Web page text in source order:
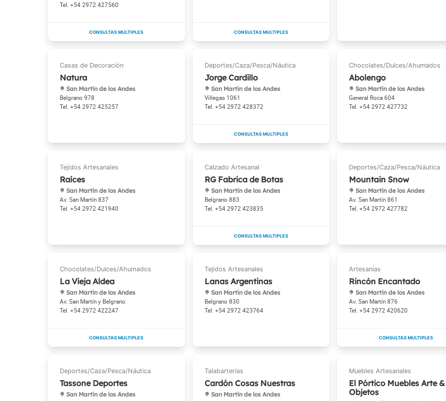
+54 2972 427560
Natura
San Martín de los Andes
Belgrano 978
+54 2972 425257
Jorge Cardillo
San Martín de los Andes
Villegas 1061
+54 2972 428372
Abolengo
San Martín de los Andes
General Roca 604
+54 2972 427732
Raíces
San Martín de los Andes
Av. San Martín 837
+54 2972 421940
RG Fabrica de Botas
San Martín de los Andes
Belgrano 883
+54 2972 423835
Mountain Snow
San Martín de los Andes
Av. San Martín 861
+54 2972 427782
La Vieja Aldea
San Martín de los Andes
Av. San Martín y Belgrano
+54 2972 422247
Lanas Argentinas
San Martín de los Andes
Belgrano 830
+54 2972 423764
Rincón Encantado
San Martín de los Andes
Av. San Martín 876
+54 2972 420620
Tassone Deportes
San Martín de los Andes
Cardón Cosas Nuestras
San Martín de los Andes
El Pórtico Muebles Arte &
Objetos